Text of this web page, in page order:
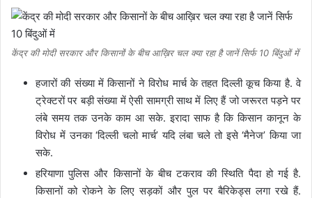
केंद्र की मोदी सरकार और किसानों के बीच आख़िर चल क्या रहा है जानें सिर्फ 10 बिंदुओं में
हजारों की संख्‍या में किसानों ने विरोध मार्च के तहत दिल्‍ली कूच किया है. वे
ट्रेक्‍टरों पर बड़ी संख्‍या में ऐसी सामग्री साथ में लिए हैं जो जरूरत पड़ने पर
लंबे समय तक उनके काम आ सके. इरादा साफ है कि किसान कानून के
विरोध में उनका ‘दिल्‍ली चलो मार्च’ यदि लंबा चले तो इसे ‘मैनेज’ किया जा
सके.
हरियाणा पुलिस और किसानों के बीच टकराव की स्थिति पैदा हो गई है.
किसानों को रोकने के लिए सड़कों और पुल पर बैरिकेड्स लगा रखे हैं.